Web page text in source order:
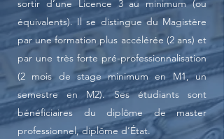
sortir d’une Licence 3 au minimum (ou
équivalents). Il se distingue du Magistère
par une formation plus accélérée (2 ans) et
par une très forte pré-professionnalisation
(2 mois de stage minimum en M1, un
semestre en M2). Ses étudiants sont
bénéficiaires du diplôme de master
professionnel, diplôme d’État.